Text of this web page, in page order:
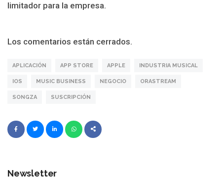
limitador para la empresa.
Los comentarios están cerrados.
APLICACIÓN APP STORE APPLE INDUSTRIA MUSICAL
IOS MUSIC BUSINESS NEGOCIO ORASTREAM
SONGZA SUSCRIPCIÓN
Newsletter